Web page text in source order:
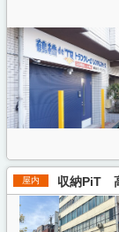
屋内 収納PiT